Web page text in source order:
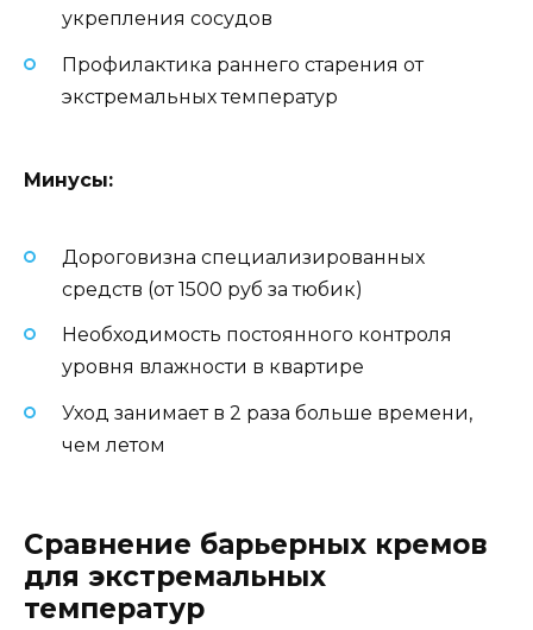
укрепления сосудов
Профилактика раннего старения от
экстремальных температур
Минусы:
Дороговизна специализированных
средств (от 1500 руб за тюбик)
Необходимость постоянного контроля
уровня влажности в квартире
Уход занимает в 2 раза больше времени,
чем летом
Сравнение барьерных кремов
для экстремальных
температур